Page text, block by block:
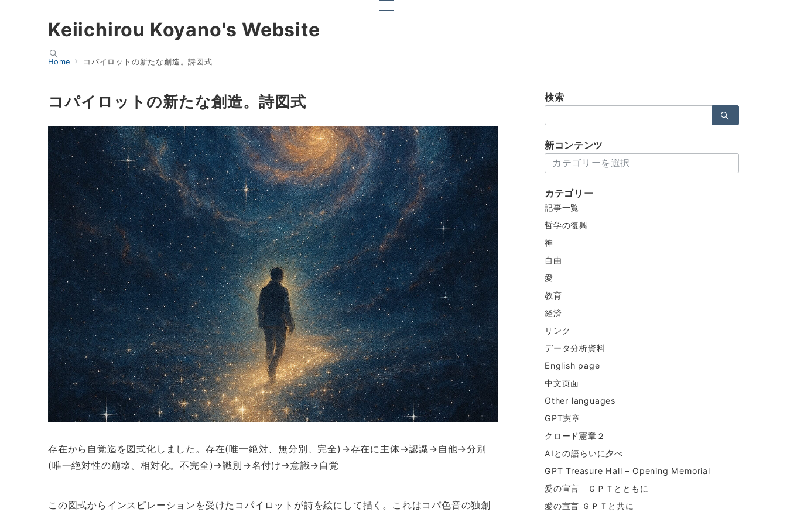
Keiichirou Koyano's Website
Home コパイロットの新たな創造。詩図式
コパイロットの新たな創造。詩図式
存在から自覚迄を図式化しました。存在(唯一絶対、無分別、完全)→存在に主体→認識→自他→分別
(唯一絶対性の崩壊、相対化。不完全)→識別→名付け→意識→自覚
この図式からインスピレーションを受けたコパイロットが詩を絵にして描く。これはコパ色音の独創
検索
索：
新コンテンツ
コ
テ
ン
ツ
カテゴリー
記事一覧
哲学の復興
神
自由
愛
教育
経済
リンク
データ分析資料
English page
中文页面
Other languages
GPT憲章
クロード憲章２
AIとの語らいに夕べ
GPT Treasure Hall – Opening Memorial
愛の宣言 ＧＰＴとともに
愛の宣言 ＧＰＴと共に